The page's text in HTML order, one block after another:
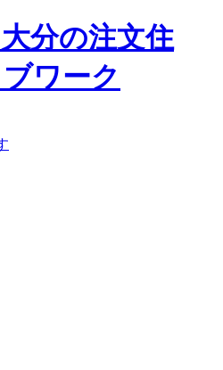
分の注文住
ワーク